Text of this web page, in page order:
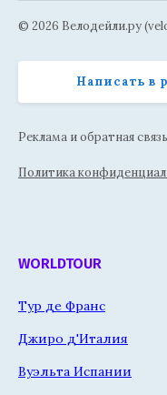
© 2026 Велодейли.ру
Написать в
Реклама и обратная
Политика
WORLDTOUR
Тур де Франс
Джиро д'Италия
Вуэльта Испании